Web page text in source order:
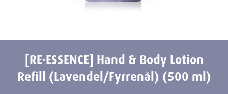
[RE·ESSENCE] Hand & Body Lotion
Refill (Lavendel/Fyrrenål) (500 ml)